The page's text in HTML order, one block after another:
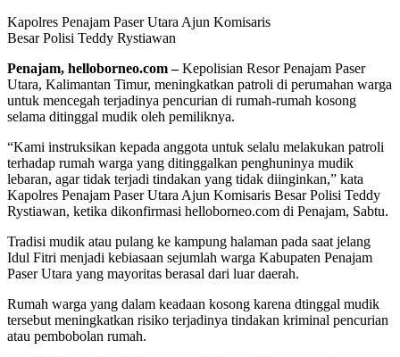
Kapolres Penajam Paser Utara Ajun Komisaris
Besar Polisi Teddy Rystiawan
Penajam, helloborneo.com –Kepolisian Resor Penajam Paser
Utara, Kalimantan Timur, meningkatkan patroli di perumahan warga
untuk mencegah terjadinya pencurian di rumah-rumah kosong
selama ditinggal mudik oleh pemiliknya.
“Kami instruksikan kepada anggota untuk selalu melakukan patroli
terhadap rumah warga yang ditinggalkan penghuninya mudik
lebaran, agar tidak terjadi tindakan yang tidak diinginkan,” kata
Kapolres Penajam Paser Utara Ajun Komisaris Besar Polisi Teddy
Rystiawan, ketika dikonfirmasi helloborneo.com di Penajam, Sabtu.
Tradisi mudik atau pulang ke kampung halaman pada saat jelang
Idul Fitri menjadi kebiasaan sejumlah warga Kabupaten Penajam
Paser Utara yang mayoritas berasal dari luar daerah.
Rumah warga yang dalam keadaan kosong karena dtinggal mudik
tersebut meningkatkan risiko terjadinya tindakan kriminal pencurian
atau pembobolan rumah.